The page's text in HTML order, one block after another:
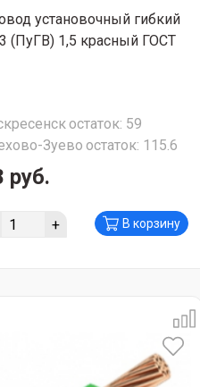
установочный гибкий
(ПуГВ) 1,5 красный ГОСТ
остаток: 59
Зуево остаток: 115.6
руб.
+ В корзину